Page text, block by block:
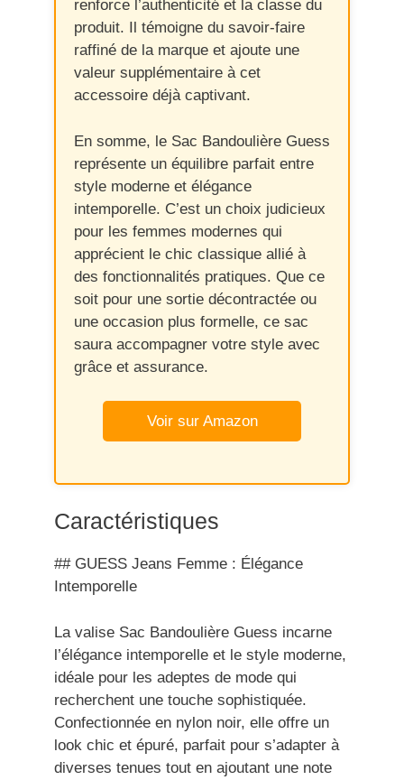
renforce l’authenticité et la classe du
produit. Il témoigne du savoir-faire
raffiné de la marque et ajoute une
valeur supplémentaire à cet
accessoire déjà captivant.
En somme, le Sac Bandoulière Guess
représente un équilibre parfait entre
style moderne et élégance
intemporelle. C’est un choix judicieux
pour les femmes modernes qui
apprécient le chic classique allié à
des fonctionnalités pratiques. Que ce
soit pour une sortie décontractée ou
une occasion plus formelle, ce sac
saura accompagner votre style avec
grâce et assurance.
Voir sur Amazon
Caractéristiques
## GUESS Jeans Femme : Élégance
Intemporelle
La valise Sac Bandoulière Guess incarne
l’élégance intemporelle et le style moderne,
idéale pour les adeptes de mode qui
recherchent une touche sophistiquée.
Confectionnée en nylon noir, elle offre un
look chic et épuré, parfait pour s’adapter à
diverses tenues tout en ajoutant une note